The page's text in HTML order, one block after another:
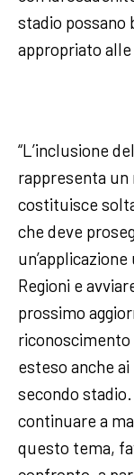
stadio possano
appropriato
“L’inclusione
rappresenta
costituisce
che deve
Regioni e
prossimo
esteso anche
secondo
continuare a
questo tema,